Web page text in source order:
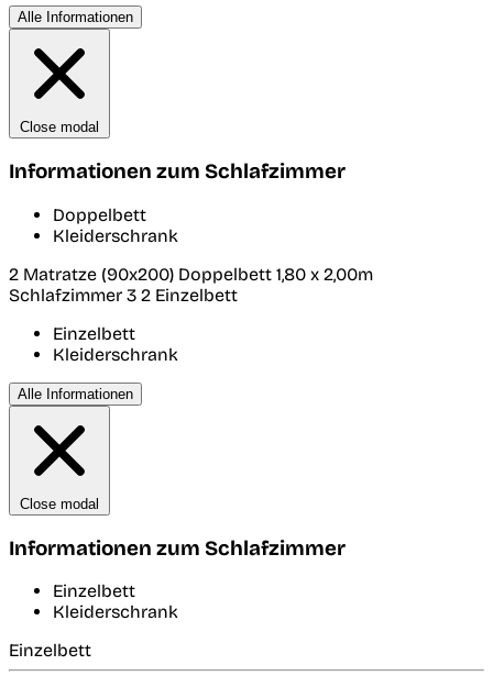
Alle Informationen
Close modal
Informationen zum Schlafzimmer
Doppelbett
Kleiderschrank
2 Matratze (90x200) Doppelbett 1,80 x 2,00m
Schlafzimmer 3 2 Einzelbett
Einzelbett
Kleiderschrank
Alle Informationen
Close modal
Informationen zum Schlafzimmer
Einzelbett
Kleiderschrank
Einzelbett